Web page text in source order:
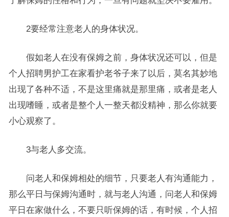
2要经常注意老人的身体状况。
假如老人在没有保姆之前，身体状况还可以，但是
个人招聘男护工在家看护老爷子来了以后，莫名其妙地
出现了各种不适，不是这里痛就是那里痛，或者是老人
出现嗜睡，或者是整个人一整天都没精神，那么你就要
小心观察了。
3与老人多交流。
问老人和保姆相处的细节，只要老人有沟通能力，
那么平日与保姆沟通时，就与老人沟通，问老人和保姆
平日在家做什么，不要只听保姆的话，有时候，个人招